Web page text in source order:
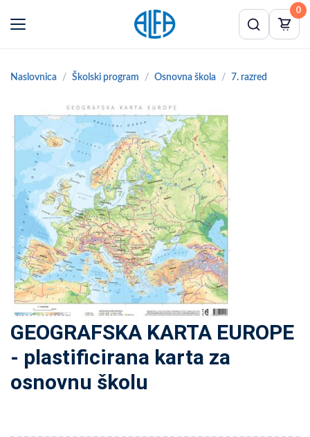
0
Naslovnica Školski program Osnovna škola 7. razred
GEOGRAFSKA KARTA EUROPE
- plastificirana karta za
osnovnu školu